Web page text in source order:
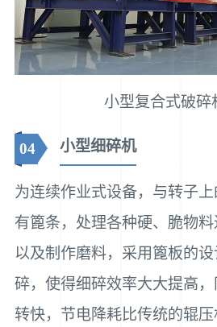
小型复合式破碎
04 小型细碎机
为连续作业式设备，与转子上
有篦条，处理各种硬、脆物料
以及制作磨料，采用篦板的
碎，使得细碎效率大大提高
转快，节电降耗比传统的辊